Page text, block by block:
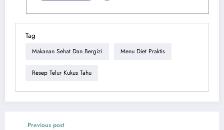
Tag
Makanan Sehat Dan Bergizi Menu Diet Praktis
Resep Telur Kukus Tahu
Previous post